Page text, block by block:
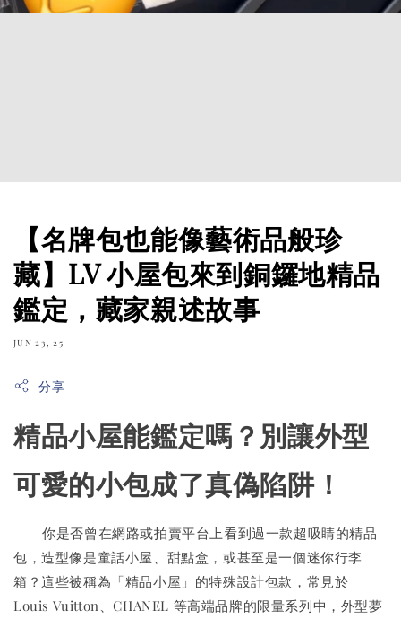
【名牌包也能像藝術品般珍
藏】LV 小屋包來到銅鑼地精品
鑑定，藏家親述故事
JUN 23, 25
分享
精品小屋能鑑定嗎？別讓外型
可愛的小包成了真偽陷阱！
你是否曾在網路或拍賣平台上看到過一款超吸睛的精品
包，造型像是童話小屋、甜點盒，或甚至是一個迷你行李
箱？這些被稱為「精品小屋」的特殊設計包款，常見於
Louis Vuitton、CHANEL 等高端品牌的限量系列中，外型夢